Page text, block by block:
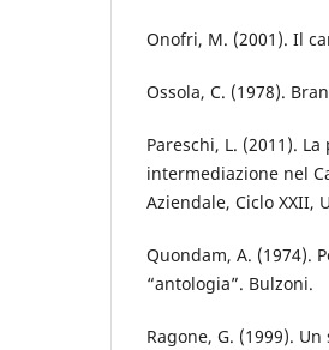
Onofri, M. (2001). Il
Ossola, C. (1978).
Pareschi, L. (2011).
intermediazione nel
Aziendale, Ciclo XXII,
Quondam, A. (1974).
“antologia”. Bulzoni.
Ragone, G. (1999).